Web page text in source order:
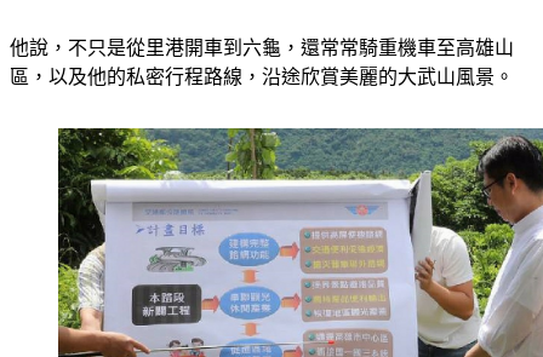
他說，不只是從里港開車到六龜，還常常騎重機車至高雄山
區，以及他的私密行程路線，沿途欣賞美麗的大武山風景。